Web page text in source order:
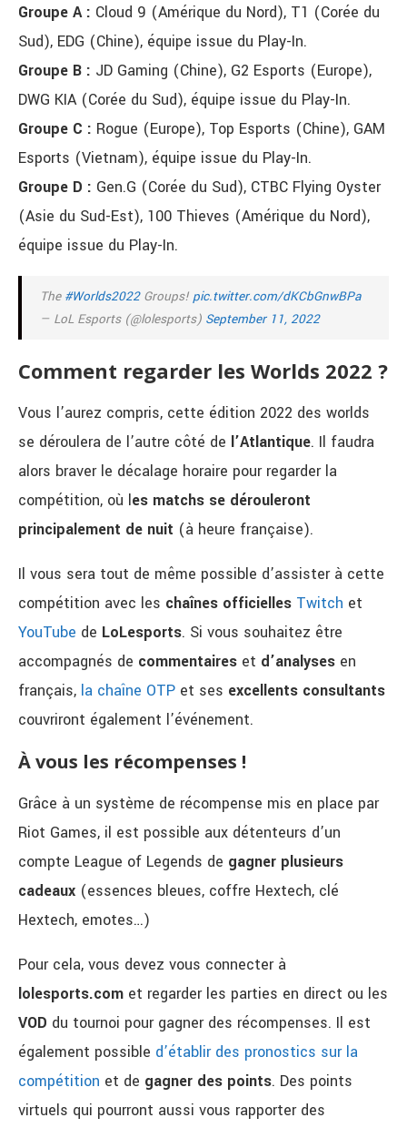
Groupe A : Cloud 9 (Amérique du Nord), T1 (Corée du
Sud), EDG (Chine), équipe issue du Play-In.
Groupe B : JD Gaming (Chine), G2 Esports (Europe),
DWG KIA (Corée du Sud), équipe issue du Play-In.
Groupe C : Rogue (Europe), Top Esports (Chine), GAM
Esports (Vietnam), équipe issue du Play-In.
Groupe D : Gen.G (Corée du Sud), CTBC Flying Oyster
(Asie du Sud-Est), 100 Thieves (Amérique du Nord),
équipe issue du Play-In.
The #Worlds2022Groups! pic.twitter.com/dKCbGnwBPa
— LoL Esports (@lolesports) September 11, 2022
Comment regarder les Worlds 2022 ?
Vous l’aurez compris, cette édition 2022 des worlds
se déroulera de l’autre côté de l’Atlantique. Il faudra
alors braver le décalage horaire pour regarder la
compétition, où les matchs se dérouleront
principalement de nuit (à heure française).
Il vous sera tout de même possible d’assister à cette
compétition avec les chaînes officielles Twitch et
YouTube de LoLesports. Si vous souhaitez être
accompagnés de commentaires et d’analyses en
français, la chaîne OTP et ses excellents consultants
couvriront également l’événement.
À vous les récompenses !
Grâce à un système de récompense mis en place par
Riot Games, il est possible aux détenteurs d’un
compte League of Legends de gagner plusieurs
cadeaux (essences bleues, coffre Hextech, clé
Hextech, emotes…)
Pour cela, vous devez vous connecter à
lolesports.com et regarder les parties en direct ou les
VOD du tournoi pour gagner des récompenses. Il est
également possible d’établir des pronostics sur la
compétition et de gagner des points. Des points
virtuels qui pourront aussi vous rapporter des